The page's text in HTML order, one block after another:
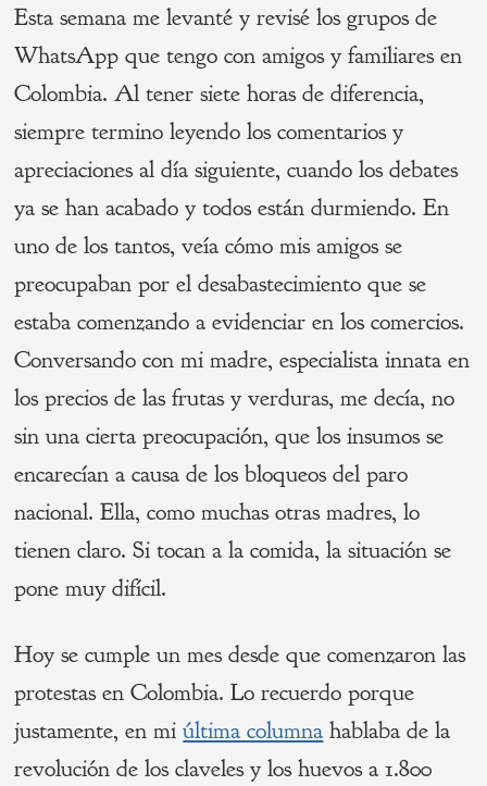
Esta semana me levanté y revisé los grupos de
WhatsApp que tengo con amigos y familiares en
Colombia. Al tener siete horas de diferencia,
siempre termino leyendo los comentarios y
apreciaciones al día siguiente, cuando los debates
ya se han acabado y todos están durmiendo. En
uno de los tantos, veía cómo mis amigos se
preocupaban por el desabastecimiento que se
estaba comenzando a evidenciar en los comercios.
Conversando con mi madre, especialista innata en
los precios de las frutas y verduras, me decía, no
sin una cierta preocupación, que los insumos se
encarecían a causa de los bloqueos del paro
nacional. Ella, como muchas otras madres, lo
tienen claro. Si tocan a la comida, la situación se
pone muy difícil.
Hoy se cumple un mes desde que comenzaron las
protestas en Colombia. Lo recuerdo porque
justamente, en miúltima columna hablaba de la
revolución de los claveles y los huevos a 1.800